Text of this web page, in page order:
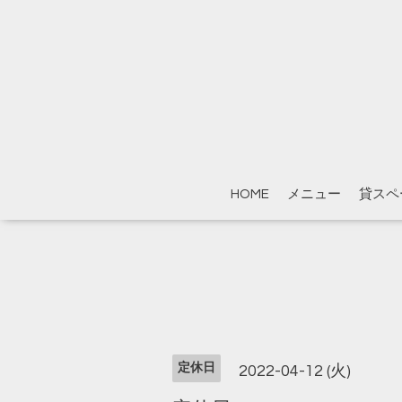
HOME メニュー 貸スペ
定休日 2022-04-12 (火)